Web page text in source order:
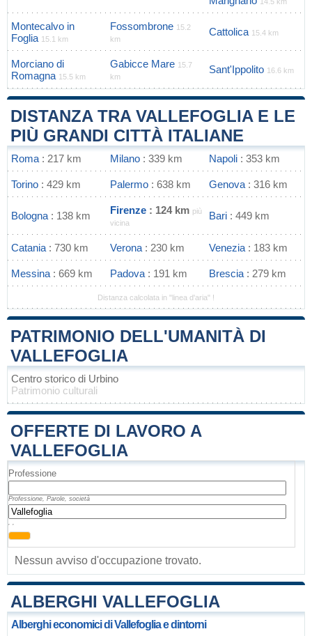
Montecalvo in
Foglia 15.1 km
Fossombrone 15.2
km
Cattolica 15.4 km
Morciano di
Romagna 15.5 km
Gabicce Mare 15.7
km
Sant'Ippolito 16.6 km
DISTANZA TRA VALLEFOGLIA E LE
PIÙ GRANDI CITTÀ ITALIANE
Roma : 217 km Milano : 339 km Napoli : 353 km
Torino : 429 km Palermo : 638 km Genova : 316 km
Bologna : 138 km Firenze : 124 km più
vicina
Bari : 449 km
Catania : 730 km Verona : 230 km Venezia : 183 km
Messina : 669 km Padova : 191 km Brescia : 279 km
Distanza calcolata in "linea d'aria" !
PATRIMONIO DELL'UMANITÀ DI
VALLEFOGLIA
Centro storico di Urbino
Patrimonio culturali
OFFERTE DI LAVORO A
VALLEFOGLIA
Professione
Professione, Parole, società
, ,
Nessun avviso d'occupazione trovato.
ALBERGHI VALLEFOGLIA
Alberghi economici di Vallefoglia e dintorni